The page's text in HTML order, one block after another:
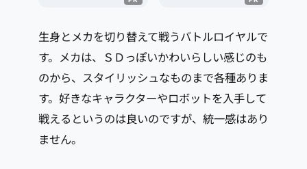
生身とメカを切り替えて戦うバトルロイヤルで
す。メカは、ＳＤっぽいかわいらしい感じのも
のから、スタイリッシュなものまで各種ありま
す。好きなキャラクターやロボットを入手して
戦えるというのは良いのですが、統一感はあり
ません。